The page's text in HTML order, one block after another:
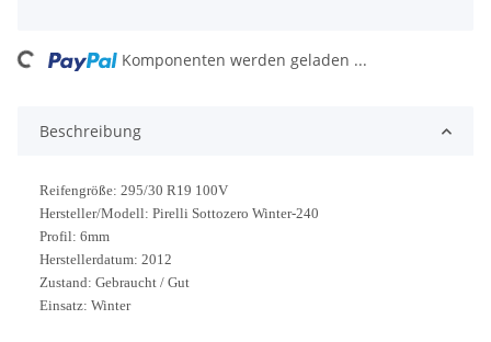
Komponenten werden geladen ...
Beschreibung
Reifengröße: 295/30 R19 100V
Hersteller/Modell: Pirelli Sottozero Winter-240
Profil: 6mm
Herstellerdatum: 2012
Zustand: Gebraucht / Gut
Einsatz: Winter